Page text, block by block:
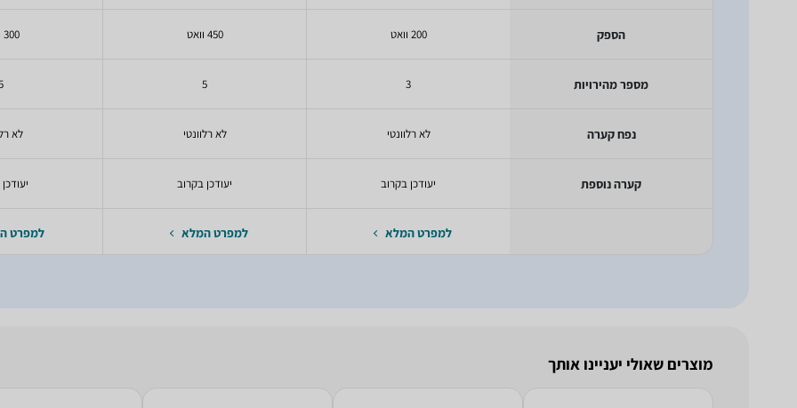
הספק
מספר מהירויות
נפח קערה
קערה נוספת
200 וואט
3
לא רלוונטי
יעודכן בקרוב
למפרט המלא
450 וואט
5
לא רלוונטי
יעודכן בקרוב
למפרט המלא
300 וואט
לא
למפרט
מוצרים שאולי יעניינו אותך